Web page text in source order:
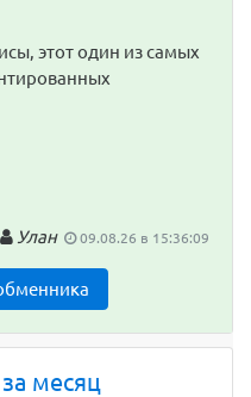
этот один из самых
Улан 09.08.26 в 15:36:09
за месяц